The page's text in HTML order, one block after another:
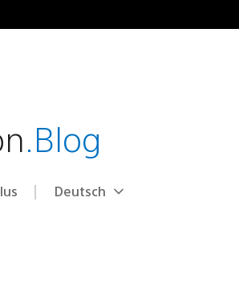
.Blog
Select
Aktuelle
Deutsch